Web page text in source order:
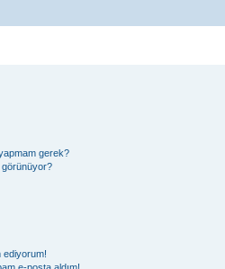
gerek?
görünüyor?
ediyorum!
e-posta aldım!